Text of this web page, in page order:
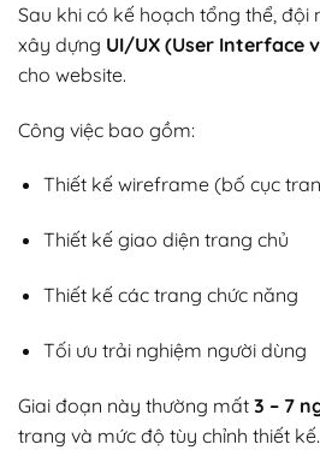
Sau khi có kế hoạch tổng thể, đội
xây dựng UI/UX (User Interface
cho website.
Công việc bao gồm:
Thiết kế wireframe (bố cục
Thiết kế giao diện trang chủ
Thiết kế các trang chức năng
Tối ưu trải nghiệm người dùng
Giai đoạn này thường mất 3 – 7
trang và mức độ tùy chỉnh thiết kế.